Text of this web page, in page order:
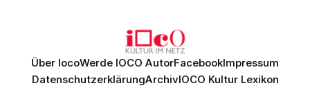
Über IocoWerde IOCO AutorFacebookImpressum
DatenschutzerklärungArchivIOCO Kultur Lexikon